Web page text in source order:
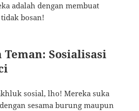
adalah dengan membuat
bosan!
Teman: Sosialisasi
sosial, lho! Mereka suka
sesama burung maupun